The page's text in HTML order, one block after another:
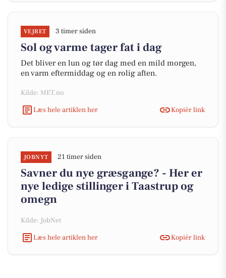
VEJRET 3 timer siden
Sol og varme tager fat i dag
Det bliver en lun og tør dag med en mild morgen,
en varm eftermiddag og en rolig aften.
Kilde: MET.no
Læs hele artiklen her
Kopiér link
JOBNYT 21 timer siden
Savner du nye græsgange? - Her er
nye ledige stillinger i Taastrup og
omegn
Kilde: JobNet
Læs hele artiklen her
Kopiér link